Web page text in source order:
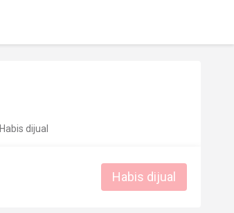
Habis dijual
Habis dijual